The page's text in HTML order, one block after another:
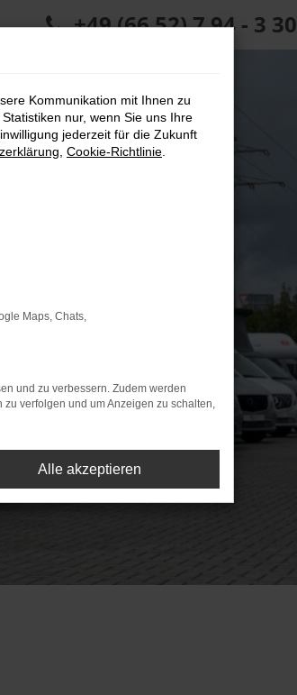
+49 (66 52) 7 94 - 3 30
Kommunikation mit Ihnen zu
nur, wenn Sie uns Ihre
jederzeit für die Zukunft
Cookie-Richtlinie
Maps, Chats,
und zu verbessern. Zudem werden
verfolgen und um Anzeigen zu schalten,
Alle akzeptieren